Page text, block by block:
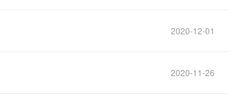
2020-12-01
2020-11-26